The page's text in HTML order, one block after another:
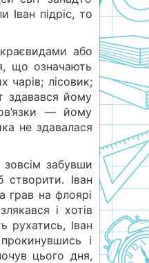
підріс, то
або
що означають
лісовик;
здавався йому
— йому
не здавалася
забувши
Іван
грав на флоярі
і хотів
рухатись, Іван
і
цього дня,